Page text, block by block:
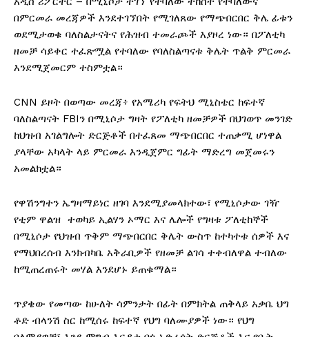
በምርመራ መረጃዎች እንደተገኘበት የሚገለጸው የማጭበርበር ቅሌ ፊቱን
ወደሚታወቁ ባለስልታናትና የሕዝብ ተመራጮች እያዞረ ነው። በፖለቲካ
ዘመቻ ሳይቀር ተፈጽሟል የተባለው የባለስልጣናቱ ቅሌት ጥልቅ ምርመራ
እንደሚጀመርም ተስምቷል።
CNN ይዞት በወጣው መረጃ፥ የአሜሪካ የፍትህ ሚኒስቴር ከፍተኛ
ባለስልጣናት FBIን በሚኒሶታ ግዛት የፖለቲካ ዘመቻዎች በህገወጥ መንገድ
ከህዝብ አገልግሎት ድርጅቶች በተፈጸመ ማጭበርበር ተጠቃሚ ሆነዋል
ያላቸው አካላት ላይ ምርመራ እንዲጀምር ግፊት ማድረግ መጀመሩን
አመልክቷል።
የዋሽንግተን ኤግዛማይነር ዘገባ እንደሚያመላክተው፣ የሚኒሶታው ገዥ
የቲም ዋልዝ ተወካይ ኢልሃን ኦማር እና ሌሎች የግዛቱ ፖለቲከኞች
በሚኒሶታ የህዝብ ጥቅም ማጭበርበር ቅሌት ውስጥ ከተካተቱ ሰዎች እና
የማህበረሰብ እንክብካቤ አቅራቢዎች የዘመቻ ልገሳ ተቀብለዋል ተብለው
ከሚጠረጠሩት መሃል እንደሆኑ ይጠቁማል።
ጥያቄው የመጣው ከሁለት ሳምንታት በፊት በምክትል ጠቅላይ አቃቤ ህግ
ቶድ ብላንሽ ስር ከሚሰሩ ከፍተኛ የህግ ባለሙያዎች ነው። የህግ